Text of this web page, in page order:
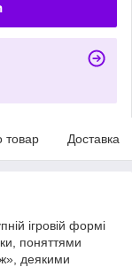
товар Доставка
ігровій формі
поняттями
деякими